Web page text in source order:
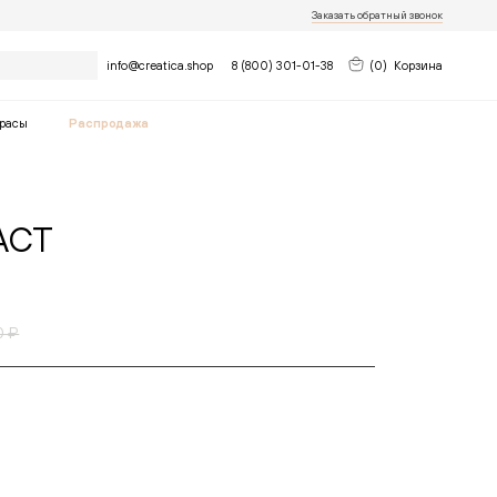
Заказать обратный звонок
Найти
info@creatica.shop 8 (800) 301-01-38 (0) Корзина
Распродажа
₽